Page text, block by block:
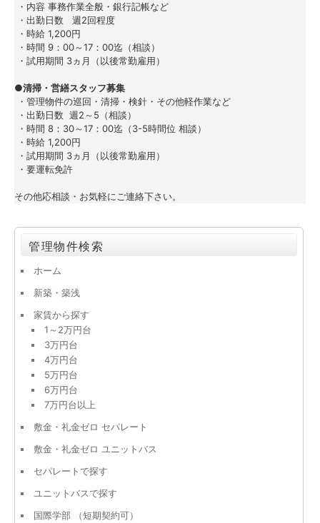
・内容 事務作業全般・銀行記帳など
・出勤日数   週2回程度
・時給 1,200円
・時間 9：00～17：00迄（相談）
・試用期間 3ヵ月（以後常勤雇用）
●清掃・営繕スタッフ募集
・管理物件の巡回・清掃・検針・その他軽作業など
・出勤日数  週2～5（相談）
・時間 8：30～17：00迄（3-5時間位 相談）
・時給 1,200円
・試用期間 3ヵ月（以後常勤雇用）
・要運転免許
その他応相談・お気軽にご連絡下さい。
管理物件検索
ホーム
新築・築浅
家賃から探す
1～2万円台
3万円台
4万円台
5万円台
6万円台
7万円台以上
敷金・礼金ゼロ セパレート
敷金・礼金ゼロ ユニットバス
セパレートで探す
ユニットバスで探す
国際学部 （短期契約可）